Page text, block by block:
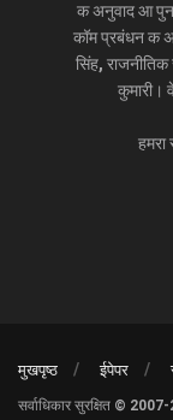
क अनुवाद आ
कॉम प्रबंधन क
सिंह,
कुमारी।
मुखपृष्ठ ईपेपर
सर्वाधिकार सुरक्षित ©